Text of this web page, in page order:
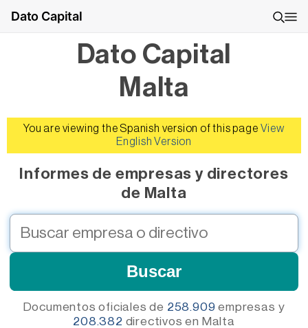
Dato Capital
Dato Capital
Malta
You are viewing the Spanish version of this page View
English Version
Informes de empresas y directores
de Malta
Documentos oficiales de 258.909 empresas y
208.382 directivos en Malta